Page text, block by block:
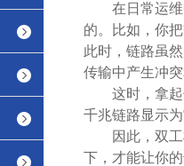
在日常运维中
的。比如，你
此时，链路虽
传输中产生冲
这时，拿起你
千兆链路显示
因此，双工模
下，才能让你